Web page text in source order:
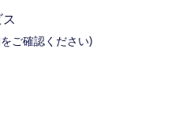
ご確認ください)